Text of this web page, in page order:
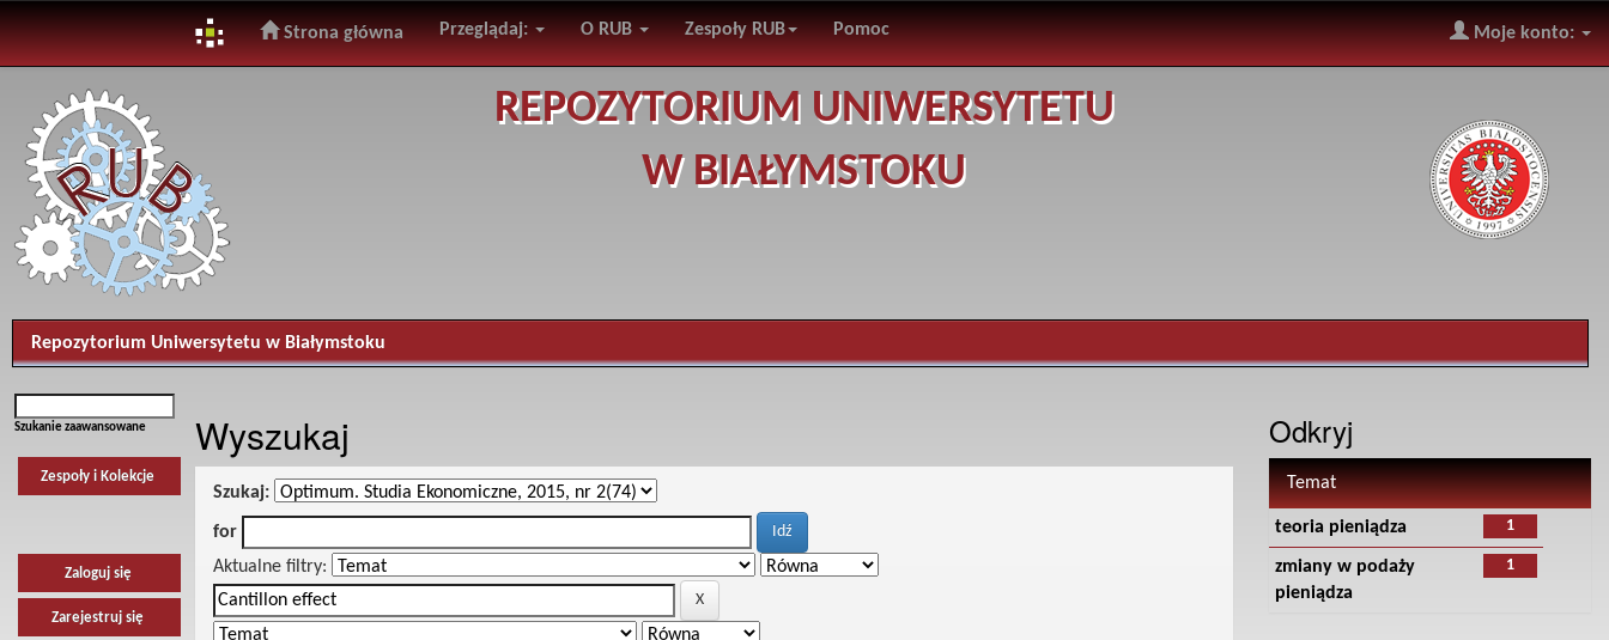
navigation
Strona główna Przeglądaj: O RUB Zespoły RUB Pomoc Moje konto:
REPOZYTORIUM UNIWERSYTETU
W BIAŁYMSTOKU
Repozytorium Uniwersytetu w Białymstoku
Szukanie zaawansowane
Zespoły i Kolekcje
Zaloguj się
Zarejestruj się
Wyszukaj
Szukaj:
for
Aktualne filtry:
Odkryj
Temat
1
teoria pieniądza
1
zmiany w podaży
pieniądza